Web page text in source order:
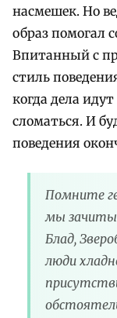
насмешек. Но
образ помогал
Впитанный с
стиль
когда дела
сломаться. И
поведения
Помните
мы
Блад,
люди